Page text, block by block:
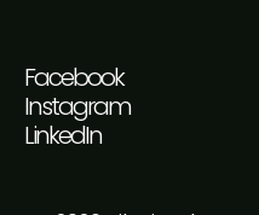
Facebook
Instagram
LinkedIn